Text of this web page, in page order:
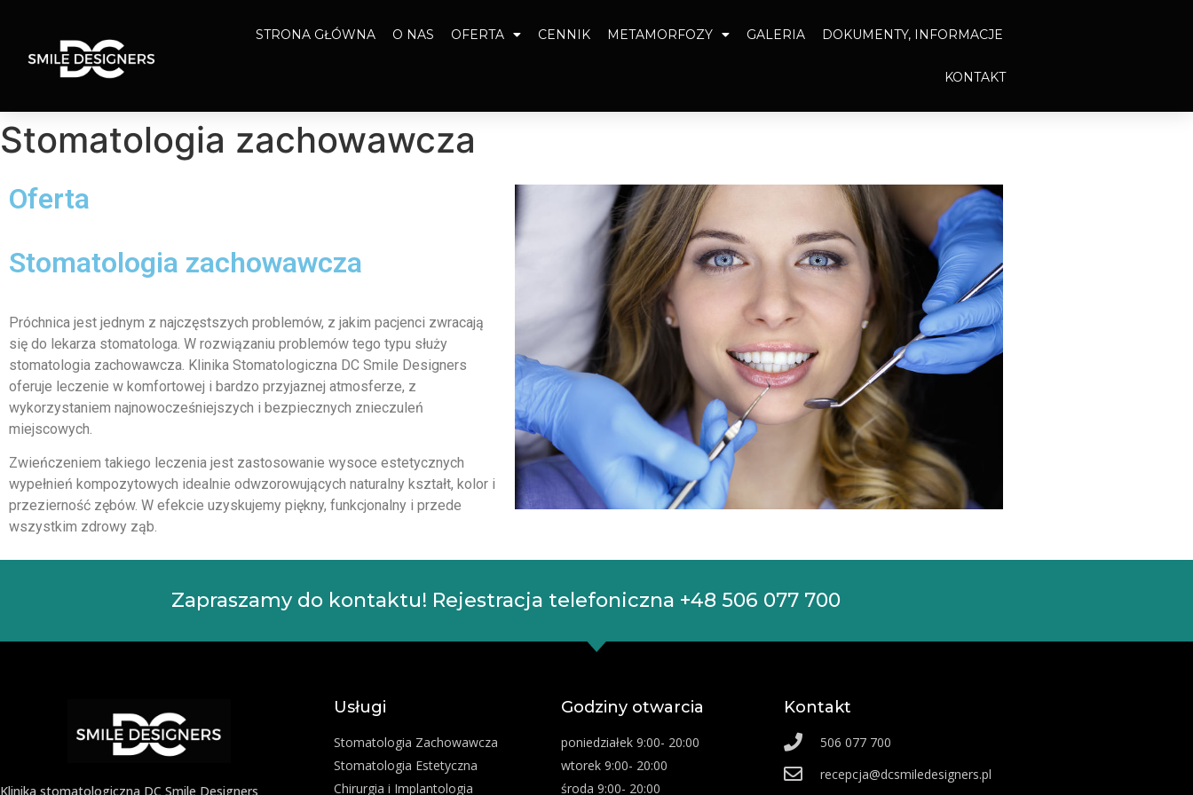
STRONA GŁÓWNA O NAS OFERTA CENNIK METAMORFOZY GALERIA DOKUMENTY, INFORMACJE
KONTAKT
Stomatologia zachowawcza
Oferta
Stomatologia zachowawcza
Próchnica jest jednym z najczęstszych problemów, z jakim pacjenci zwracają
się do lekarza stomatologa. W rozwiązaniu problemów tego typu służy
stomatologia zachowawcza. Klinika Stomatologiczna DC Smile Designers
oferuje leczenie w komfortowej i bardzo przyjaznej atmosferze, z
wykorzystaniem najnowocześniejszych i bezpiecznych znieczuleń
miejscowych.
Zwieńczeniem takiego leczenia jest zastosowanie wysoce estetycznych
wypełnień kompozytowych idealnie odwzorowujących naturalny kształt, kolor i
przezierność zębów. W efekcie uzyskujemy piękny, funkcjonalny i przede
wszystkim zdrowy ząb.
Zapraszamy do kontaktu! Rejestracja telefoniczna +48 506 077 700
Klinika stomatologiczna DC Smile Designers
Usługi
Stomatologia Zachowawcza
Stomatologia Estetyczna
Chirurgia i Implantologia
Godziny otwarcia
poniedziałek 9:00- 20:00
wtorek 9:00- 20:00
środa 9:00- 20:00
Kontakt
506 077 700
recepcja@dcsmiledesigners.pl